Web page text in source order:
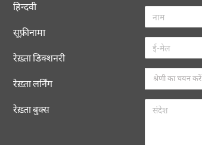
हिन्दवी
सूफ़ीनामा
रेख़्ता डिक्शनरी
रेख़्ता लर्निंग
रेख़्ता बुक्स